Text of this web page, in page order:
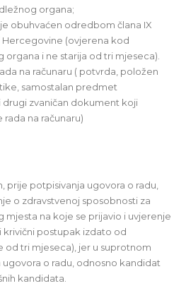
organa;
obuhvaćen odredbom člana IX
Hercegovine (ovjerena kod
i ne starija od tri mjeseca).
na računaru ( potvrda, položen
samostalan predmet
zvaničan dokument koji
na računaru)
prije potpisivanja ugovora o radu,
o zdravstvenoj sposobnosti za
mjesta na koje se prijavio i uvjerenje
krivični postupak izdato od
od tri mjeseca), jer u suprotnom
o radu, odnosno kandidat
kandidata.